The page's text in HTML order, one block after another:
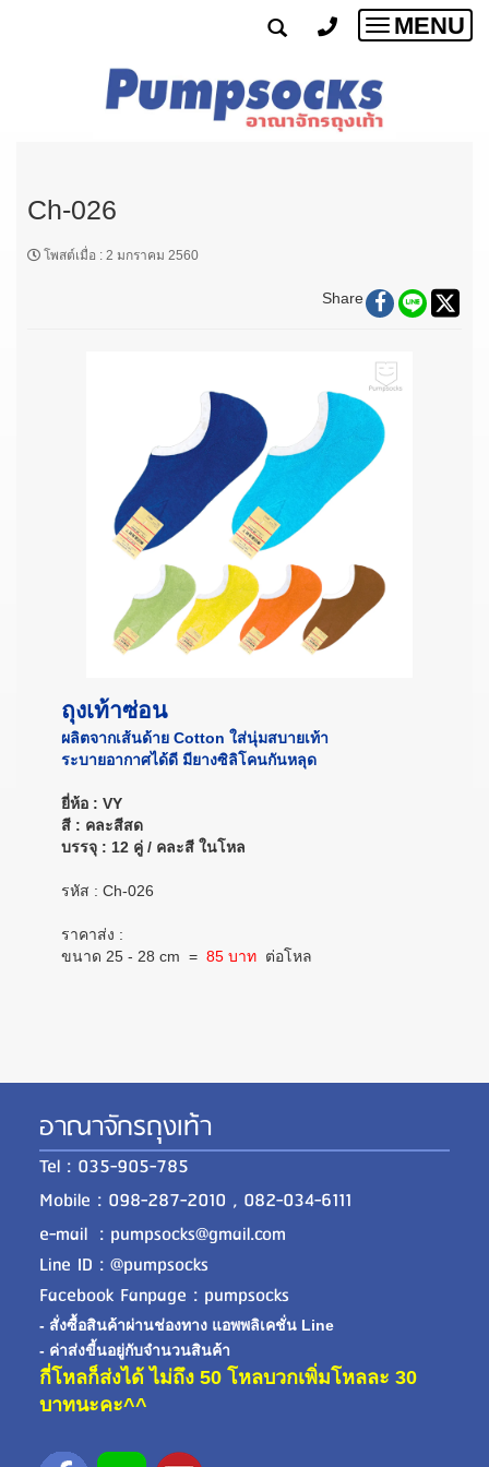
Toggle
MENU
Ch-026
โพสต์เมื่อ : 2 มกราคม 2560
Share
ถุงเท้าซ่อน
ผลิตจากเส้นด้าย Cotton ใส่นุ่มสบายเท้า
ระบายอากาศได้ดี มียางซิลิโคนกันหลุด
ยี่ห้อ : VY
สี : คละสีสด
บรรจุ : 12 คู่ / คละสี ในโหล
รหัส : Ch-026
ราคาส่ง :
ขนาด 25 - 28 cm = 85 บาท ต่อโหล
อาณาจักรถุงเท้า
Tel : 035-905-785
Mobile : 098-287-2010 , 082-034-6111
e-mail : pumpsocks@gmail.com
Line ID : @pumpsocks
Facebook Fanpage : pumpsocks
- สั่งซื้อสินค้าผ่านช่องทาง แอพพลิเคชั่น Line
- ค่าส่งขี้นอยู่กับจำนวนสินค้า
กี่โหลก็ส่งได้ ไม่ถึง 50 โหลบวกเพิ่มโหลละ 30
บาทนะคะ^^